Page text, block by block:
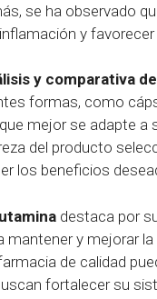
se ha observado
y
y comparativa
formas, como
mejor se adapte
del producto
los beneficios
destaca por
mantener y mejorar
de calidad
fortalecer su